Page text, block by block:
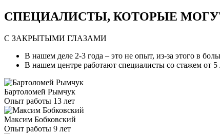
СПЕЦИАЛИСТЫ, КОТОРЫЕ
С ЗАКРЫТЫМИ ГЛАЗАМИ
В нашем деле 2-3 года – это не опыт, из-за этого в
В нашем центре работают специалисты со стажем от 5
Бартоломей Рымчук
Опыт работы 13 лет
Максим Бобковский
Опыт работы 9 лет